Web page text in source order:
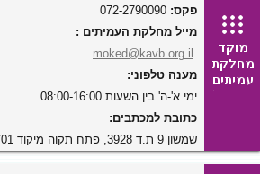
פקס:
מייל מחלקת העמיתים :
moked@kavb.org.il
מענה טלפוני:
ימי א'-ה' בין השעות 08:00-16:00
כתובת למכתבים:
שמשון 9 ת.ד 3928, פתח תקוה מיקוד 4952701